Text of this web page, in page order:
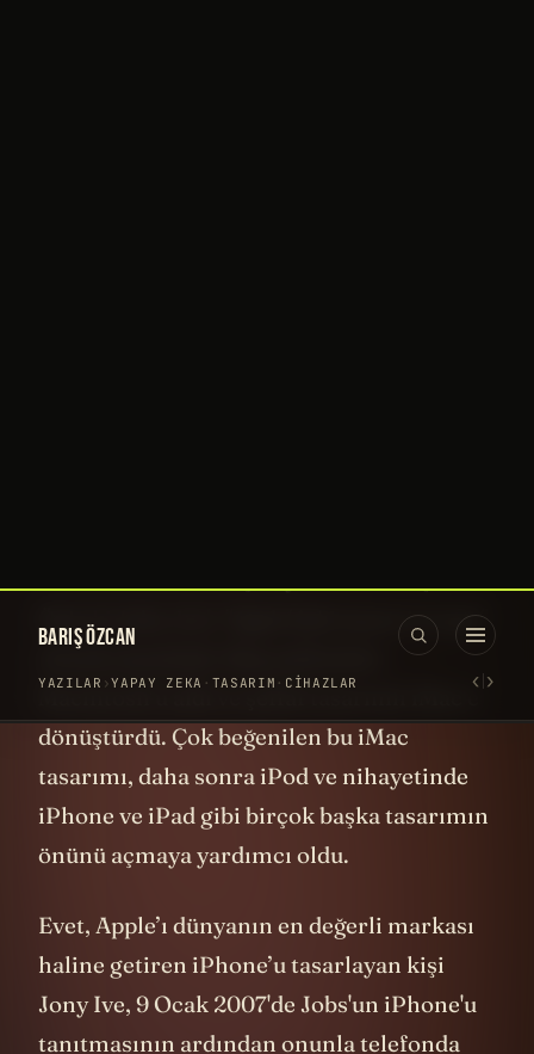
sonra Steve Jobs’la çok yakın arkadaş oldu.
Öyle ki Jobs, Ive'ı
"Apple'daki manevi ortağı"
olarak tanımladı. Küp şeklindeki
Macintosh’u aldı ve şeffaf tasarımlı iMac’e
dönüştürdü. Çok beğenilen bu iMac
tasarımı, daha sonra iPod ve nihayetinde
iPhone ve iPad gibi birçok başka tasarımın
Evet, Apple’ı dünyanın en değerli markası
haline getiren iPhone’u tasarlayan kişi
Jony Ive, 9 Ocak 2007'de Jobs'un iPhone'u